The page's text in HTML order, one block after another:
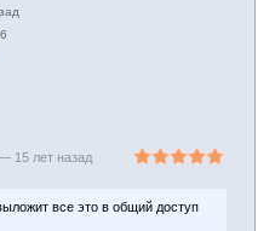
— 15 лет назад
все это в общий доступ